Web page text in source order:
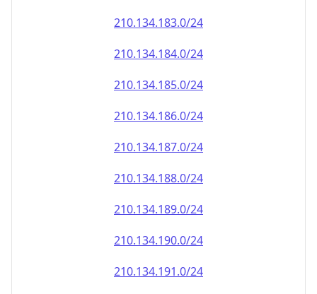
210.134.183.0/24
210.134.184.0/24
210.134.185.0/24
210.134.186.0/24
210.134.187.0/24
210.134.188.0/24
210.134.189.0/24
210.134.190.0/24
210.134.191.0/24